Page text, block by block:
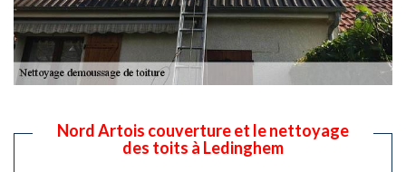
Nord Artois couverture et le nettoyage
des toits à Ledinghem